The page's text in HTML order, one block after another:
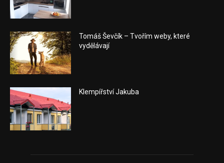
Tomáš Ševčík – Tvořím weby, které
vydělávají
Klempířství Jakuba